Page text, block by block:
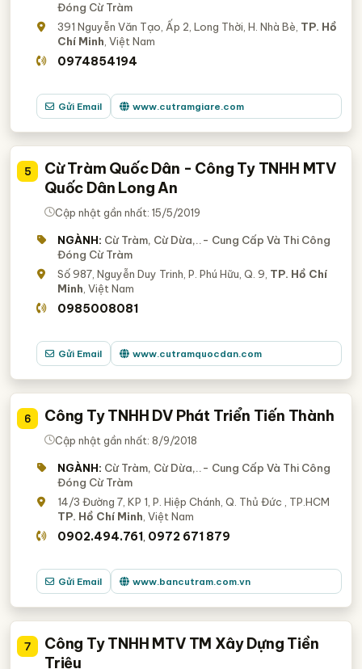
Đóng Cừ Tràm
391 Nguyễn Văn Tạo, Ấp 2, Long Thời, H. Nhà Bè, TP. Hồ
Chí Minh , Việt Nam
0974854194
Gửi Email www.cutramgiare.com
5
Cừ Tràm Quốc Dân - Công Ty TNHH MTV
Quốc Dân Long An
Cập nhật gần nhất: 15/5/2019
NGÀNH: Cừ Tràm, Cừ Dừa,..- Cung Cấp Và Thi Công
Đóng Cừ Tràm
Số 987, Nguyễn Duy Trinh, P. Phú Hữu, Q. 9, TP. Hồ Chí
Minh , Việt Nam
0985008081
Gửi Email www.cutramquocdan.com
6 Công Ty TNHH DV Phát Triển Tiến Thành
Cập nhật gần nhất: 8/9/2018
NGÀNH: Cừ Tràm, Cừ Dừa,..- Cung Cấp Và Thi Công
Đóng Cừ Tràm
14/3 Đường 7, KP 1, P. Hiệp Chánh, Q. Thủ Đức , TP.HCM
TP. Hồ Chí Minh , Việt Nam
0902.494.761 0972 671 879
Gửi Email www.bancutram.com.vn
7
Công Ty TNHH MTV TM Xây Dựng Tiền
Triệu